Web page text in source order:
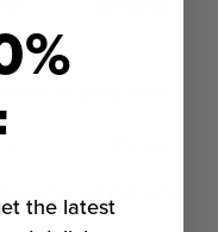
(49°C) - 128°F (53°C)
the latest